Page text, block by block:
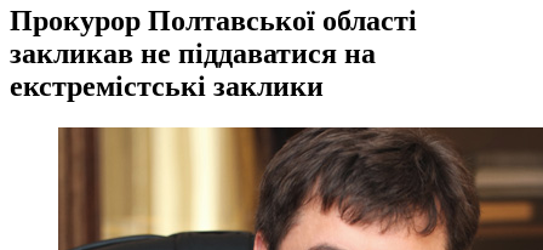
Прокурор Полтавської області
закликав не піддаватися на
екстремістські заклики